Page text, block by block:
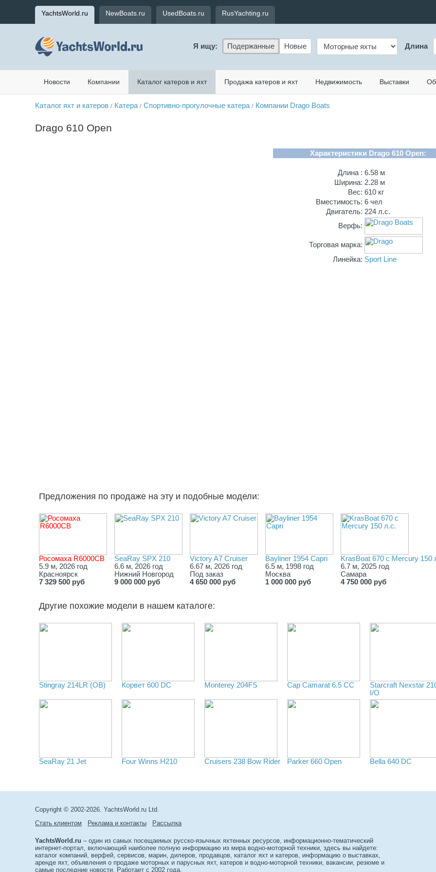
YachtsWorld.ru NewBoats.ru UsedBoats.ru RusYachting.ru
Я ищу: Подержанные Новые Длина
Новости Компании Каталог катеров и яхт Продажа катеров и яхт Недвижимость Выставки
Каталог яхт и катеров / Катера / Спортивно-прогулочные катера / Компании Drago Boats
Drago 610 Open
Характеристики Drago 610 Open:
Длина : 6.58 м
Ширина: 2.28 м
Вес: 610 кг
Вместимость: 6 чел
Двигатель: 224 л.с.
Верфь:
Торговая марка:
Линейка: Sport Line
Предложения по продаже на эту и подобные модели:
Росомаха R6000СВ
5.9 м, 2026 год
Красноярск
7 329 500 руб
SeaRay SPX 210
6.6 м, 2026 год
Нижний Новгород
9 000 000 руб
Victory A7 Cruiser
6.67 м, 2026 год
Под заказ
4 650 000 руб
Bayliner 1954 Capri
6.5 м, 1998 год
Москва
1 000 000 руб
KrasBoat 670 c Mercury 150
6.7 м, 2025 год
Самара
4 750 000 руб
Другие похожие модели в нашем каталоге:
Stingray 214LR (ОВ) Корвет 600 DC Monterey 204FS Cap Camarat 6.5 CC
Starcraft Nexstar
I/O
SeaRay 21 Jet Four Winns H210 Cruisers 238 Bow Rider Parker 660 Open Bella 640 DC
Copyright © 2002-2026. YachtsWorld.ru Ltd.
Стать клиентом
Реклама и контакты Рассылка
YachtsWorld.ru – один из самых посещаемых русско-язычных яхтенных ресурсов, информационно-тематический
интернет-портал, включающий наиболее полную информацию из мира водно-моторной техники, здесь вы найдете:
каталог компаний, верфей, сервисов, марин, дилеров, продавцов, каталог яхт и катеров, информацию о выставках,
аренде яхт, объявления о продаже моторных и парусных яхт, катеров и водно-моторной техники, вакансии, резюме и
самые последние новости. Работает с 2002 года.